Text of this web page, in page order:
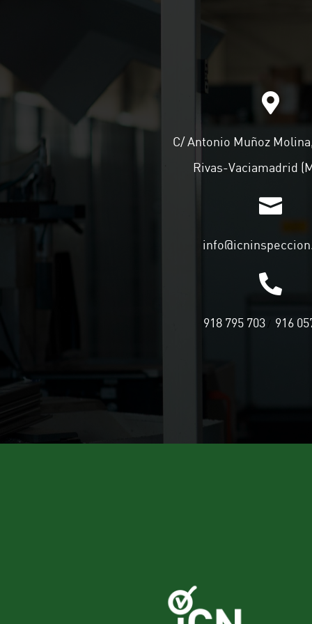

C/ Antonio Muñoz
Rivas-Vaciamadrid


918 795 703 916